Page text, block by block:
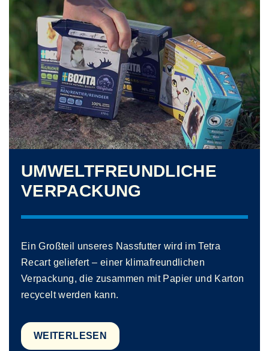
UMWELTFREUNDLICHE
VERPACKUNG
Ein Großteil unseres Nassfutter wird im Tetra
Recart geliefert – einer klimafreundlichen
Verpackung, die zusammen mit Papier und Karton
recycelt werden kann.
WEITERLESEN